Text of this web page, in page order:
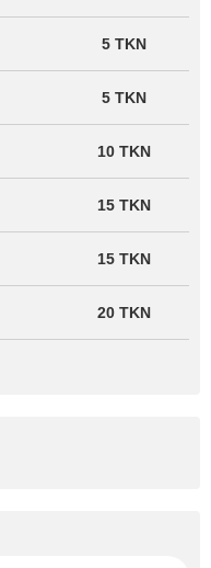
5 TKN
5 TKN
10 TKN
15 TKN
15 TKN
20 TKN